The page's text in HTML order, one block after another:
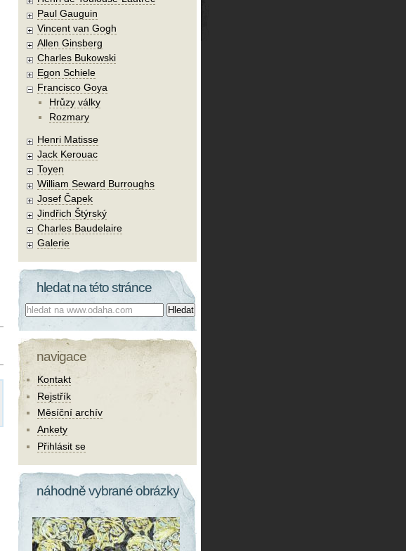
Paul Gauguin
Vincent van Gogh
Allen Ginsberg
Charles Bukowski
Egon Schiele
Francisco Goya
Hrůzy války
Rozmary
Henri Matisse
Jack Kerouac
Toyen
William Seward Burroughs
Josef Čapek
Jindřich Štýrský
Charles Baudelaire
Galerie
hledat na této stránce
Co hledat:
navigace
Kontakt
Rejstřík
Měsíční archív
Ankety
Přihlásit se
náhodně vybrané obrázky